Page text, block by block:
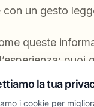
con un gesto
queste
puoi
le
sceglie di inserire
la tua
i cookie per